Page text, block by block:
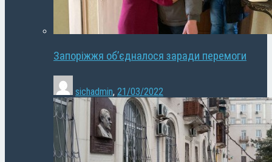
Запоріжжя об’єдналося заради перемоги
sichadmin, 21/03/2022